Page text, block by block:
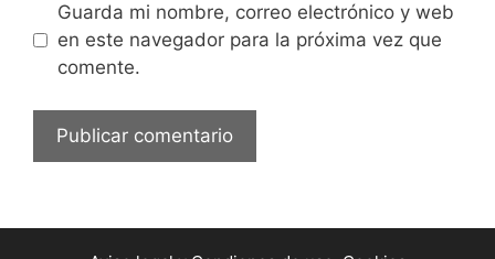
Guarda mi nombre, correo electrónico y web
en este navegador para la próxima vez que
comente.